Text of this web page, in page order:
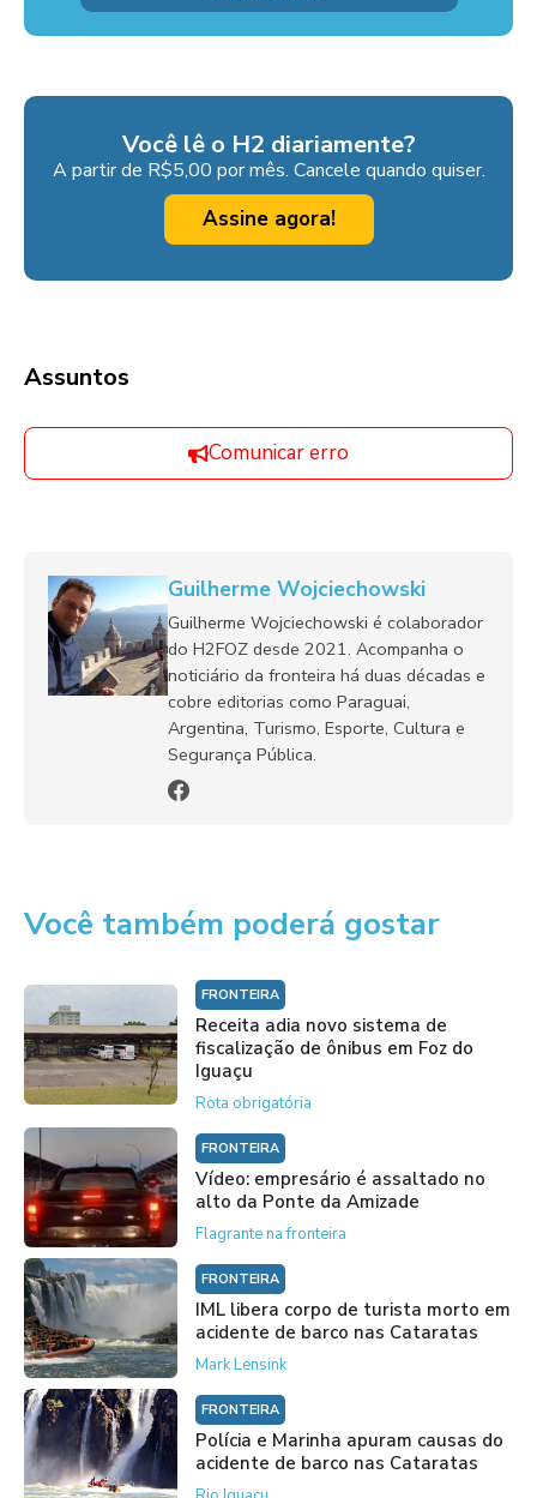
Você lê o H2 diariamente?
A partir de R$5,00 por mês. Cancele quando quiser.
Assine agora!
Assuntos
Comunicar erro
Guilherme Wojciechowski
Guilherme Wojciechowski é colaborador
do H2FOZ desde 2021. Acompanha o
noticiário da fronteira há duas décadas e
cobre editorias como Paraguai,
Argentina, Turismo, Esporte, Cultura e
Segurança Pública.
Você também poderá gostar
FRONTEIRA
Receita adia novo sistema de
fiscalização de ônibus em Foz do
Iguaçu
Rota obrigatória
FRONTEIRA
Vídeo: empresário é assaltado no
alto da Ponte da Amizade
Flagrante na fronteira
FRONTEIRA
IML libera corpo de turista morto em
acidente de barco nas Cataratas
Mark Lensink
FRONTEIRA
Polícia e Marinha apuram causas do
acidente de barco nas Cataratas